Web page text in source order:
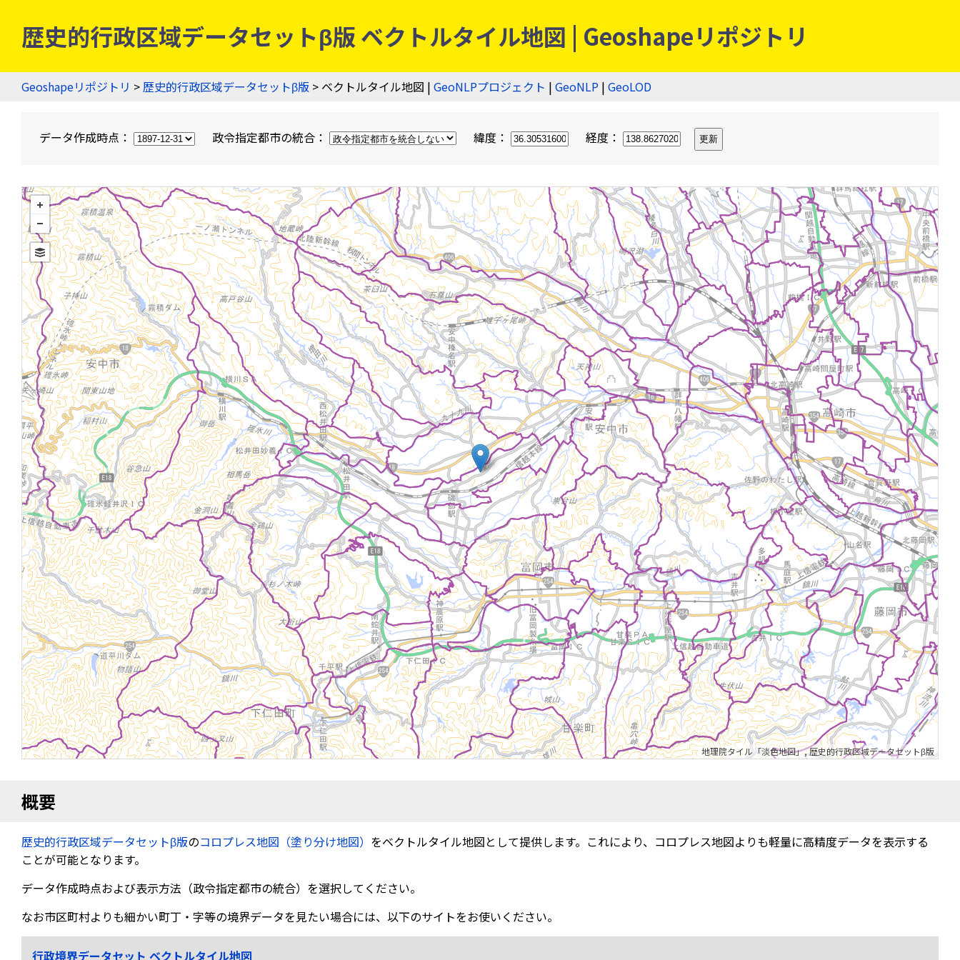
歴史的行政区域データセットβ版 ベクトルタイル地図 | Geoshapeリポジトリ
Geoshapeリポジトリ >歴史的行政区域データセットβ版 > ベクトルタイル地図 | GeoNLPプロジェクト | GeoNLP | GeoLOD
データ作成時点： 政令指定都市の統合： 緯度： 経度：
地理院タイル「淡色地図」,歴史的行政区域データセットβ版
概要
歴史的行政区域データセットβ版のコロプレス地図（塗り分け地図） をベクトルタイル地図として提供します。これにより、コロプレス地図よりも軽量に高精度データを表示する
ことが可能となります。
データ作成時点および表示方法（政令指定都市の統合）を選択してください。
なお市区町村よりも細かい町丁・字等の境界データを見たい場合には、以下のサイトをお使いください。
行政境界データセット ベクトルタイル地図